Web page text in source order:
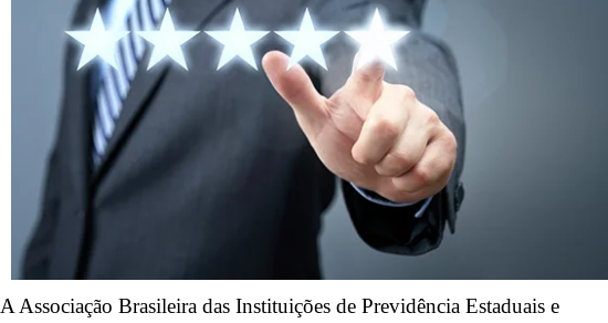
A Associação Brasileira das Instituições de Previdência Estaduais e